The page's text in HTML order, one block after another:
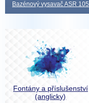
Bazénový vysavač ASR 105
Fontány a příslušenství
(anglicky)